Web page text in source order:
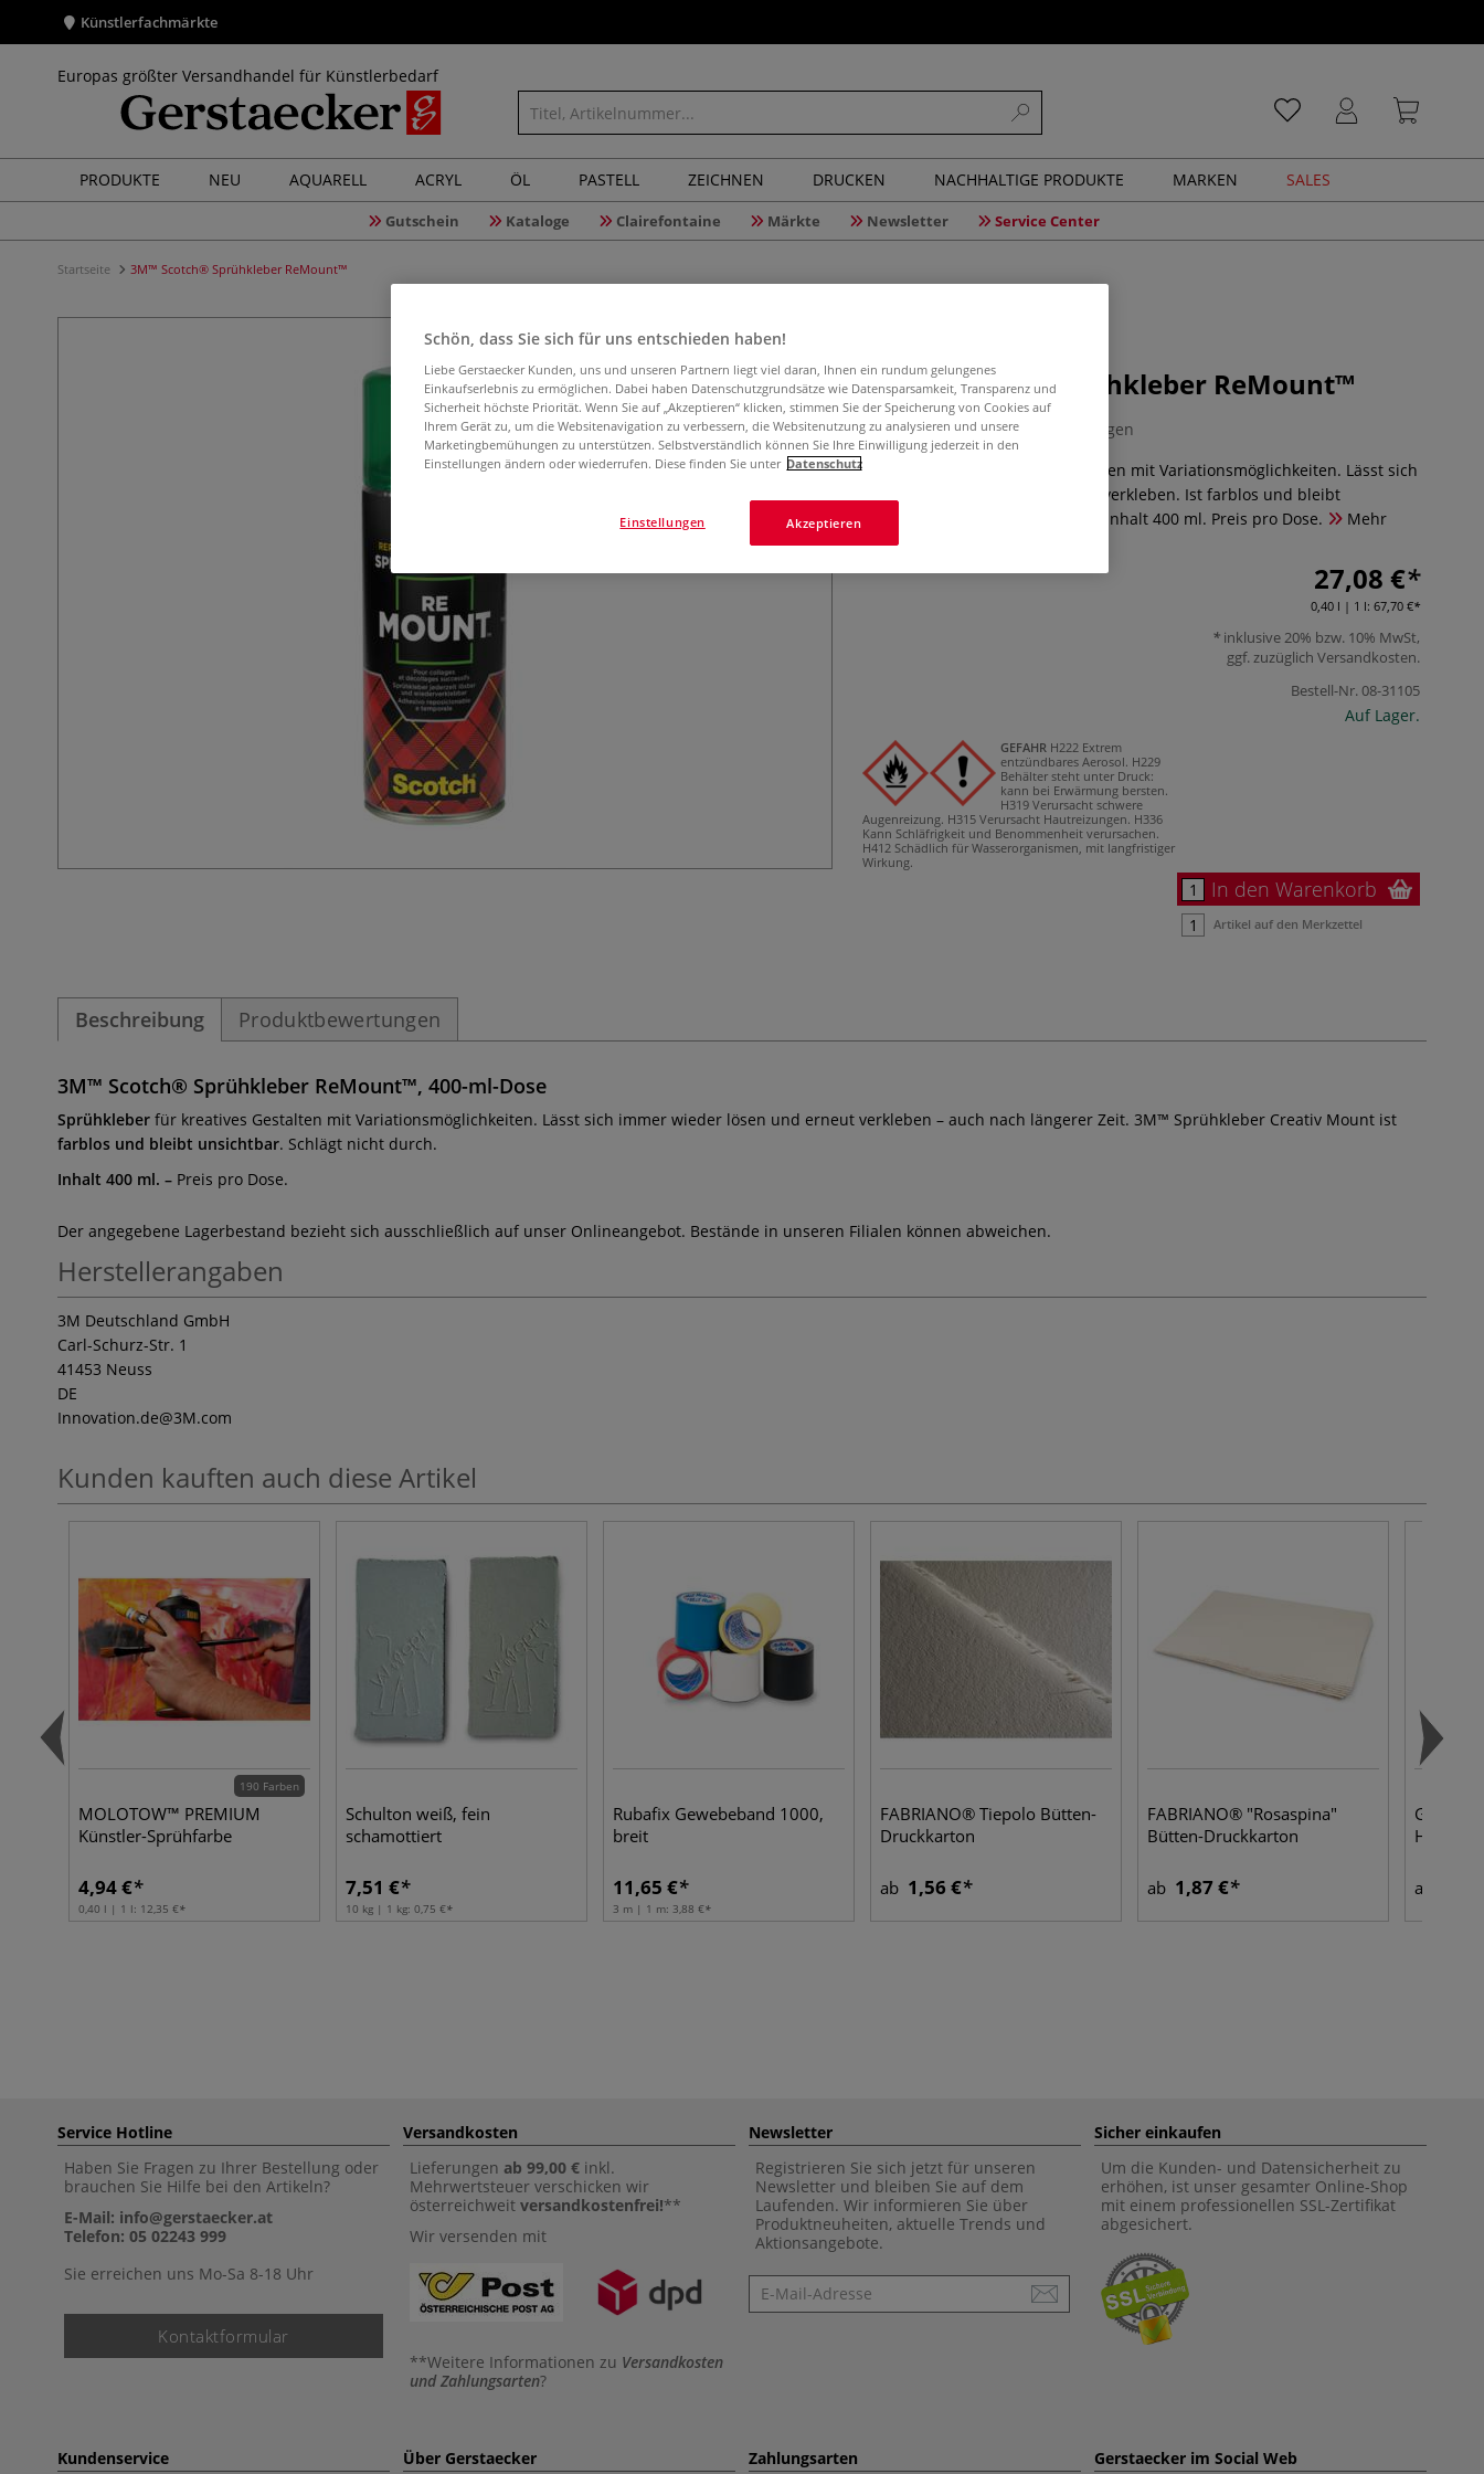
Künstlerfachmärkte
Europas größter Versandhandel für Künstlerbedarf
PRODUKTE NEU AQUARELL ACRYL ÖL PASTELL ZEICHNEN DRUCKEN NACHHALTIGE PRODUKTE MARKEN SALES
Gutschein Kataloge Clairefontaine Märkte Newsletter Service Center
Startseite 3M™ Scotch® Sprühkleber ReMount™
3M™ Scotch® Sprühkleber ReMount™
0 Bewertungen
Sprühkleber für kreatives Gestalten mit Variationsmöglichkeiten. Lässt sich
immer wieder lösen und erneut verkleben. Ist farblos und bleibt
unsichtbar. Schlägt nicht durch. Inhalt 400 ml. Preis pro Dose.
Mehr
27,08 €
0,40 l | 1 l: 67,70 €
inklusive 20% bzw. 10% MwSt,
ggf. zuzüglich Versandkosten.
Bestell-Nr.08-31105
Auf Lager.
GEFAHR H222 Extrem
entzündbares Aerosol. H229
Behälter steht unter Druck:
kann bei Erwärmung bersten.
H319 Verursacht schwere
Augenreizung. H315 Verursacht Hautreizungen. H336
Kann Schläfrigkeit und Benommenheit verursachen.
H412 Schädlich für Wasserorganismen, mit langfristiger
Wirkung.
In den Warenkorb
Artikel auf den Merkzettel
Beschreibung Produktbewertungen
3M™ Scotch® Sprühkleber ReMount™, 400-ml-Dose
Sprühkleber für kreatives Gestalten mit Variationsmöglichkeiten. Lässt sich immer wieder lösen und erneut verkleben – auch nach längerer Zeit. 3M™ Sprühkleber Creativ Mount ist
farblos und bleibt unsichtbar. Schlägt nicht durch.
Inhalt 400 ml. – Preis pro Dose.
Der angegebene Lagerbestand bezieht sich ausschließlich auf unser Onlineangebot. Bestände in unseren Filialen können abweichen.
Herstellerangaben
3M Deutschland GmbH
Carl-Schurz-Str. 1
41453 Neuss
DE
Innovation.de@3M.com
Kunden kauften auch diese Artikel
190 Farben
MOLOTOW™ PREMIUM
Künstler-Sprühfarbe
4,94 €
0,40 l | 1 l: 12,35 €
Schulton weiß, fein
schamottiert
7,51 €
10 kg | 1 kg: 0,75 €
Rubafix Gewebeband 1000,
breit
11,65 €
3 m | 1 m: 3,88 €
FABRIANO® Tiepolo Bütten-
Druckkarton
ab 1,56 €
FABRIANO® "Rosaspina"
Bütten-Druckkarton
ab 1,87 € ab
Service Hotline
Haben Sie Fragen zu Ihrer Bestellung oder
brauchen Sie Hilfe bei den Artikeln?
E-Mail: info@gerstaecker.at
Telefon: 05 02243 999
Sie erreichen uns Mo-Sa 8-18 Uhr
Kontaktformular
Versandkosten
Lieferungen ab 99,00 € inkl.
Mehrwertsteuer verschicken wir
österreichweit versandkostenfrei!**
Wir versenden mit
**Weitere Informationen zu Versandkosten
und Zahlungsarten?
Newsletter
Registrieren Sie sich jetzt für unseren
Newsletter und bleiben Sie auf dem
Laufenden. Wir informieren Sie über
Produktneuheiten, aktuelle Trends und
Aktionsangebote.
Newsletter
Sicher einkaufen
Um die Kunden- und Datensicherheit zu
erhöhen, ist unser gesamter Online-Shop
mit einem professionellen SSL-Zertifikat
abgesichert.
Kundenservice Über Gerstaecker Zahlungsarten Gerstaecker im Social Web
Schön, dass Sie sich für uns entschieden haben!
Liebe Gerstaecker Kunden, uns und unseren Partnern liegt viel daran, Ihnen ein rundum gelungenes
Einkaufserlebnis zu ermöglichen. Dabei haben Datenschutzgrundsätze wie Datensparsamkeit, Transparenz und
Sicherheit höchste Priorität. Wenn Sie auf „Akzeptieren“ klicken, stimmen Sie der Speicherung von Cookies auf
Ihrem Gerät zu, um die Websitenavigation zu verbessern, die Websitenutzung zu analysieren und unsere
Marketingbemühungen zu unterstützen. Selbstverständlich können Sie Ihre Einwilligung jederzeit in den
Einstellungen ändern oder wiederrufen. Diese finden Sie unter Datenschutz
Akzeptieren
Einstellungen